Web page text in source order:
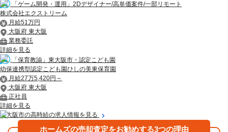
「ゲーム開発・運用」2Dデザイナー/高単価案件/一部リモート
株式会社エクストリーム
月給51万円
大阪府 東大阪
業務委託
詳細を見る
「保育教諭」東大阪市・認定こども園
幼保連携型認定こども園ひしの美東保育園
月給27万5,420円～
大阪府 東大阪
正社員
詳細を見る
東大阪市の高時給の求人情報を見る
ホームズの売却査定をお勧めする3つの理由